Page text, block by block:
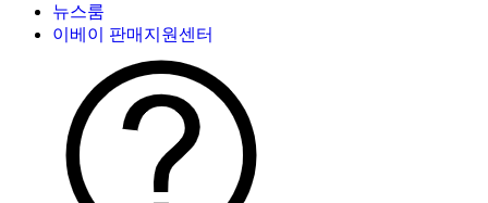
뉴스룸
이베이 판매지원센터